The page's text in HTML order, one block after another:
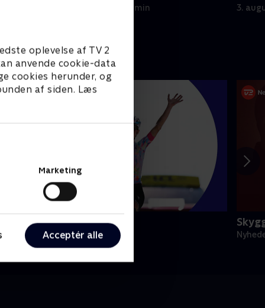
oplevelse af TV 2
anvende cookie-data
cookies herunder, og
af siden. Læs
Marketing
Acceptér alle
4. august 2026 • 22 min 3.
Sporten - seneste nyt
& Magasiner